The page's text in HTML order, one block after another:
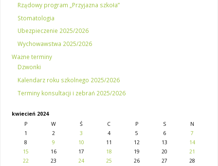
Rządowy program „Przyjazna szkoła”
Stomatologia
Ubezpieczenie 2025/2026
Wychowawstwa 2025/2026
Ważne terminy
Dzwonki
Kalendarz roku szkolnego 2025/2026
Terminy konsultacji i zebrań 2025/2026
kwiecień 2024
P
W Ś C P S N
1 2 3 4 5 6
7
8
9 10 11 12 13
14
15
16 17 18 19 20
21
22
23 24 25 26 27
28